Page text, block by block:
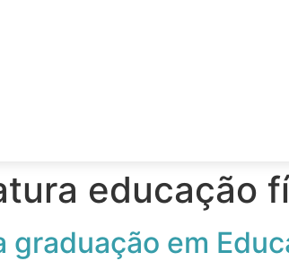
educação
graduação em